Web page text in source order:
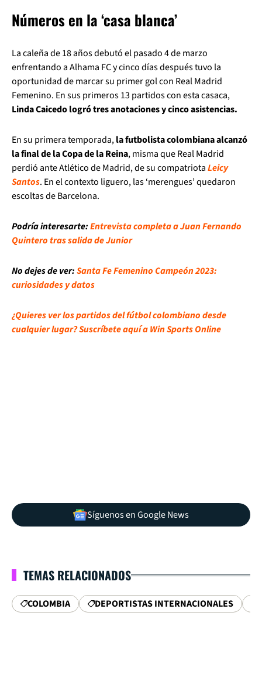
Números en la ‘casa blanca’
La caleña de 18 años debutó el pasado 4 de marzo
enfrentando a Alhama FC y cinco días después tuvo la
oportunidad de marcar su primer gol con Real Madrid
Femenino. En sus primeros 13 partidos con esta casaca,
Linda Caicedo logró tres anotaciones y cinco asistencias.
En su primera temporada,la futbolista colombiana alcanzó
la final de la Copa de la Reina, misma que Real Madrid
perdió ante Atlético de Madrid, de su compatriotaLeicy
Santos. En el contexto liguero, las ‘merengues’ quedaron
escoltas de Barcelona.
Podría interesarte:Entrevista completa a Juan Fernando
Quintero tras salida de Junior
No dejes de ver:Santa Fe Femenino Campeón 2023:
curiosidades y datos
¿Quieres ver los partidos del fútbol colombiano desde
cualquier lugar? Suscríbete aquí a Win Sports Online
Síguenos en Google News
TEMAS RELACIONADOS
COLOMBIA DEPORTISTAS INTERNACIONALES